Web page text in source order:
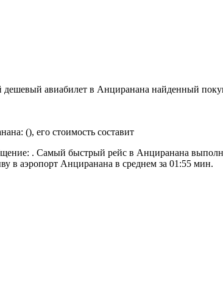
авиабилет в Анциранана найденный
(), его стоимость составит
. Самый быстрый рейс в Анциранана
в аэропорт Анциранана в среднем за 01:55 мин.